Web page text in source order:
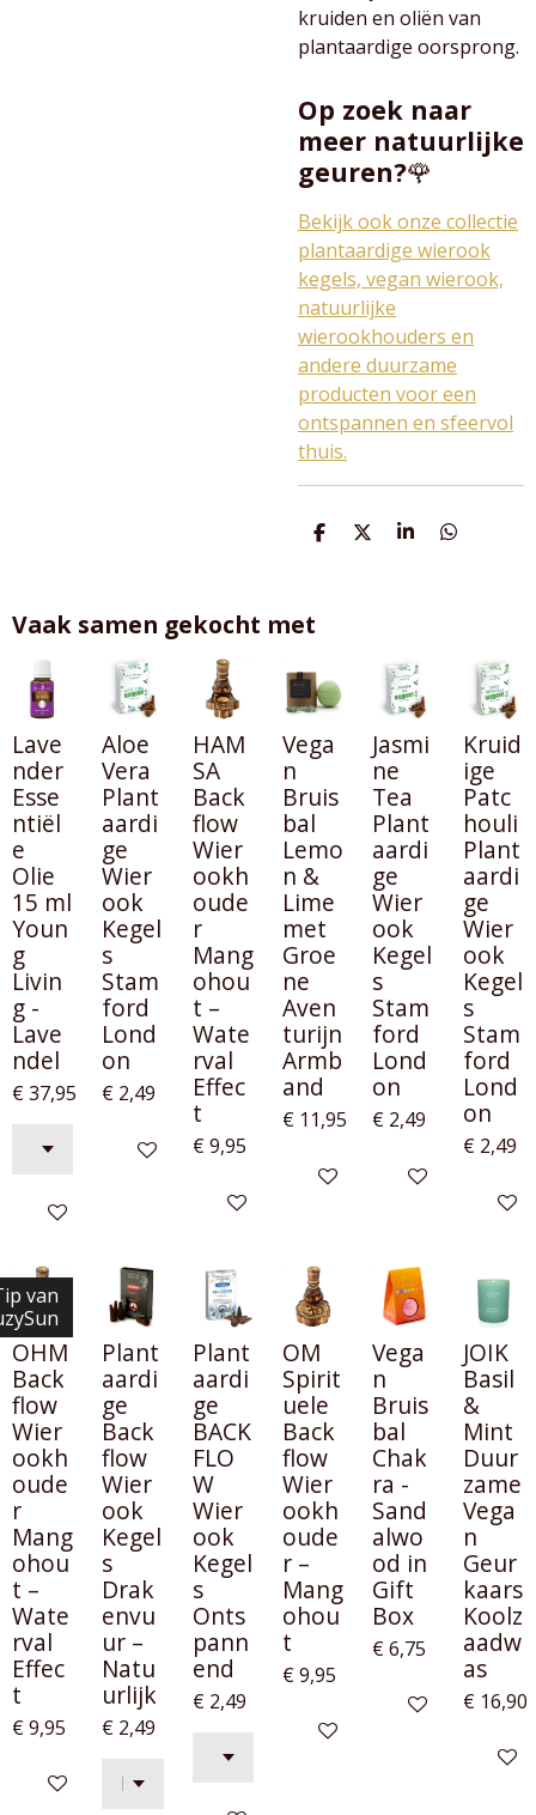
kruiden en oliën van
plantaardige oorsprong.
Op zoek naar
meer natuurlijke
geuren?🌹
Bekijk ook onze collectie
plantaardige wierook
kegels, vegan wierook,
natuurlijke
wierookhouders en
andere duurzame
producten voor een
ontspannen en sfeervol
thuis.
D
D
S
D
Vaak samen gekocht met
Lave
nder
Esse
ntiël
e
Olie
15 ml
Youn
g
Livin
g -
Lave
ndel
€ 37,95
In winkelwagen
Aloe
Vera
Plant
aardi
ge
Wier
ook
Kegel
s
Stam
ford
Lond
on
€ 2,49
In winkelwagen
HAM
SA
Back
flow
Wier
ookh
oude
r
Mang
ohou
t –
Wate
rval
Effec
t
€ 9,95
In winkelwagen
Vega
n
Bruis
bal
Lemo
n &
Lime
met
Groe
ne
Aven
turijn
Armb
and
€ 11,95
In winkelwagen
Jasmi
ne
Tea
Plant
aardi
ge
Wier
ook
Kegel
s
Stam
ford
Lond
on
€ 2,49
In winkelwagen
Kruid
ige
Patc
houli
Plant
aardi
ge
Wier
ook
Kegel
s
Stam
ford
Lond
on
€ 2,49
In
van
OHM
Back
flow
Wier
ookh
oude
r
Mang
ohou
t –
Wate
rval
Effec
t
€ 9,95
In winkelwagen
Plant
aardi
ge
Back
flow
Wier
ook
Kegel
s
Drak
envu
ur –
Natu
urlijk
€ 2,49
Plant
aardi
ge
BACK
FLO
W
Wier
ook
Kegel
s
Onts
pann
end
€ 2,49
OM
Spirit
uele
Back
flow
Wier
ookh
oude
r –
Mang
ohou
t
€ 9,95
In winkelwagen
Vega
n
Bruis
bal
Chak
ra -
Sand
alwo
od in
Gift
Box
€ 6,75
In winkelwagen
JOIK
Basil
&
Mint
Duur
zame
Vega
n
Geur
kaars
Koolz
aadw
as
€ 16,90
In